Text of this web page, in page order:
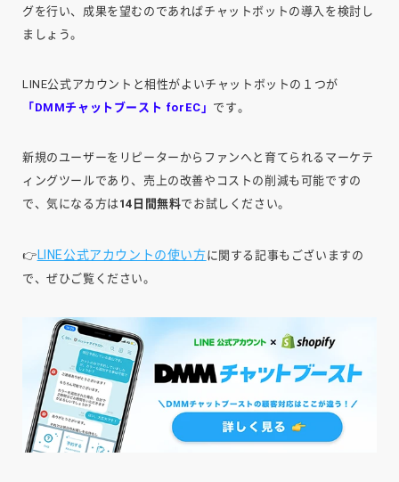
グを行い、成果を望むのであればチャットボットの導入を検討し
ましょう。
LINE公式アカウントと相性がよいチャットボットの１つが
「DMMチャットブースト forEC」 です。
新規のユーザーをリピーターからファンへと育てられるマーケテ
ィングツールであり、売上の改善やコストの削減も可能ですの
で、気になる方は14日間無料でお試しください。
👉 LINE公式アカウントの使い方に関する記事もございますの
で、ぜひご覧ください。